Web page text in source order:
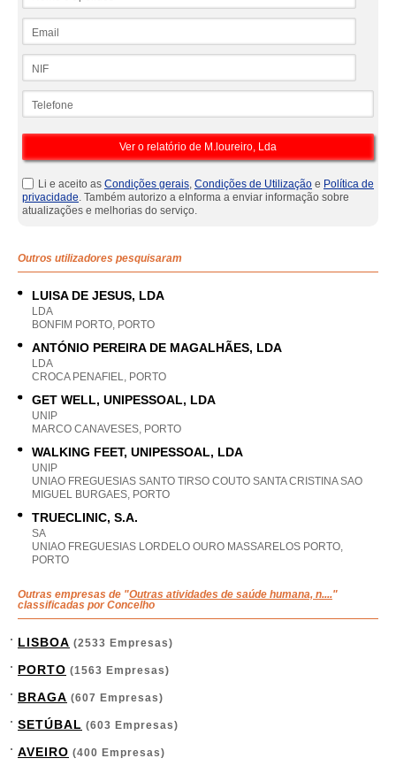
Li e aceito as Condições gerais, Condições de Utilização e Política de
privacidade. Também autorizo a eInforma a enviar informação sobre
atualizações e melhorias do serviço.
Outros utilizadores pesquisaram
LUISA DE JESUS, LDA
LDA
BONFIM PORTO, PORTO
ANTÓNIO PEREIRA DE MAGALHÃES, LDA
LDA
CROCA PENAFIEL, PORTO
GET WELL, UNIPESSOAL, LDA
UNIP
MARCO CANAVESES, PORTO
WALKING FEET, UNIPESSOAL, LDA
UNIP
UNIAO FREGUESIAS SANTO TIRSO COUTO SANTA CRISTINA SAO
MIGUEL BURGAES, PORTO
TRUECLINIC, S.A.
SA
UNIAO FREGUESIAS LORDELO OURO MASSARELOS PORTO,
PORTO
Outras empresas de "Outras atividades de saúde humana, n...."
classificadas por Concelho
LISBOA (2533 Empresas)
PORTO (1563 Empresas)
BRAGA (607 Empresas)
SETÚBAL (603 Empresas)
AVEIRO (400 Empresas)